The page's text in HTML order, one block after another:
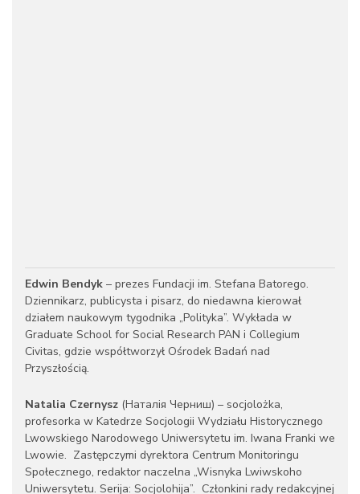
Edwin Bendyk – prezes Fundacji im. Stefana Batorego.
Dziennikarz, publicysta i pisarz, do niedawna kierował
działem naukowym tygodnika „Polityka”. Wykłada w
Graduate School for Social Research PAN i Collegium
Civitas, gdzie współtworzył Ośrodek Badań nad
Przyszłością.
Natalia Czernysz (Наталія Черниш) – socjolożka,
profesorka w Katedrze Socjologii Wydziału Historycznego
Lwowskiego Narodowego Uniwersytetu im. Iwana Franki we
Lwowie. Zastępczymi dyrektora Centrum Monitoringu
Społecznego, redaktor naczelna „Wisnyka Lwiwskoho
Uniwersytetu. Serija: Socjolohija”. Członkini rady redakcyjnej